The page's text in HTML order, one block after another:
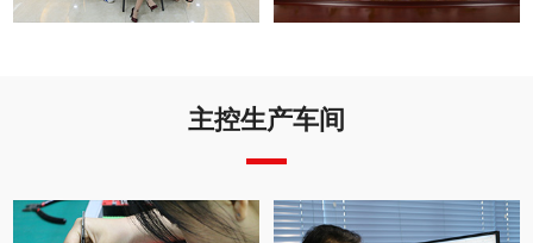
主控生产车间